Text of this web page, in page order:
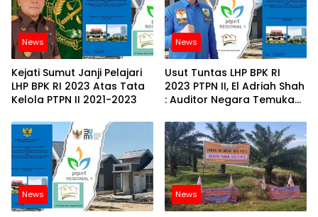
News
Kejati Sumut Janji Pelajari
LHP BPK RI 2023 Atas Tata
Kelola PTPN II 2021-2023
News
Usut Tuntas LHP BPK RI
2023 PTPN II, El Adriah Shah
: Auditor Negara Temukan
News News